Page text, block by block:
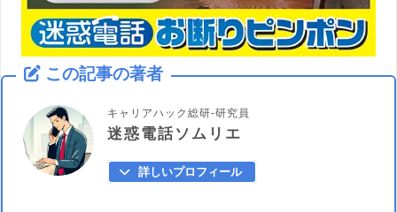
この記事の著者
キャリアハック総研-研究員
迷惑電話ソムリエ
詳しいプロフィール